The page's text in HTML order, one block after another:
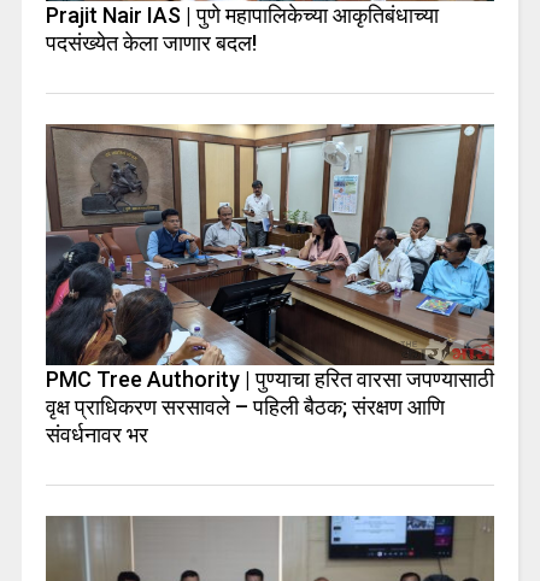
Prajit Nair IAS | पुणे महापालिकेच्या आकृतिबंधाच्या
पदसंख्येत केला जाणार बदल!
PMC Tree Authority | पुण्याचा हरित वारसा जपण्यासाठी
वृक्ष प्राधिकरण सरसावले – पहिली बैठक; संरक्षण आणि
संवर्धनावर भर